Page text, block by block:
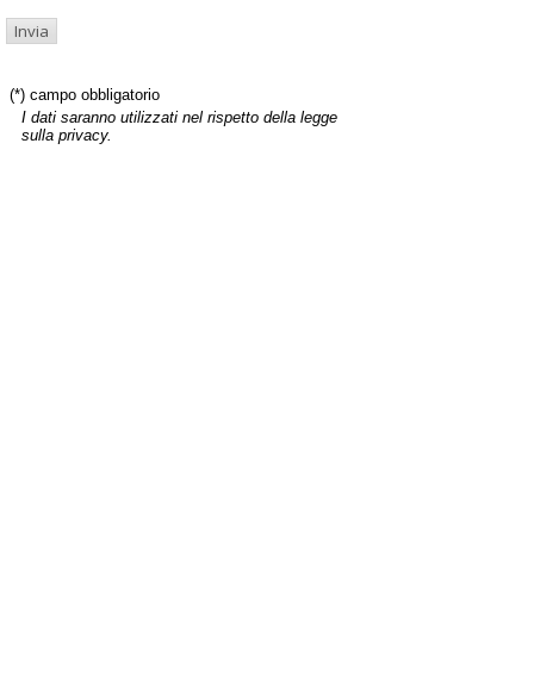
(*) campo obbligatorio
I dati saranno utilizzati nel rispetto della legge
sulla privacy.